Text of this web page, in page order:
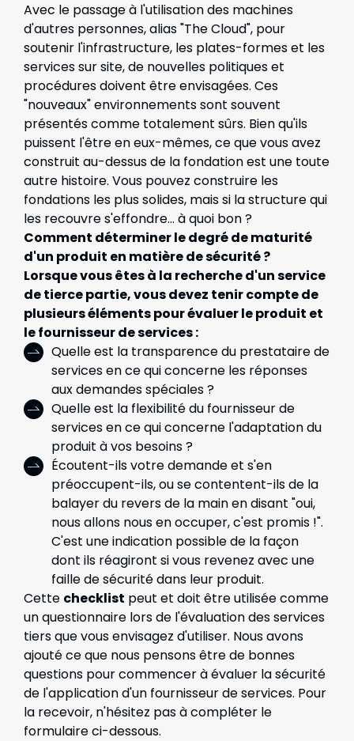
Avec le passage à l'utilisation des machines
d'autres personnes, alias "The Cloud", pour
soutenir l'infrastructure, les plates-formes et les
services sur site, de nouvelles politiques et
procédures doivent être envisagées. Ces
"nouveaux" environnements sont souvent
présentés comme totalement sûrs. Bien qu'ils
puissent l'être en eux-mêmes, ce que vous avez
construit au-dessus de la fondation est une toute
autre histoire. Vous pouvez construire les
fondations les plus solides, mais si la structure qui
les recouvre s'effondre... à quoi bon ?
Comment déterminer le degré de maturité
d'un produit en matière de sécurité ?
Lorsque vous êtes à la recherche d'un service
de tierce partie, vous devez tenir compte de
plusieurs éléments pour évaluer le produit et
le fournisseur de services :
Quelle est la transparence du prestataire de
services en ce qui concerne les réponses
aux demandes spéciales ?
Quelle est la flexibilité du fournisseur de
services en ce qui concerne l'adaptation du
produit à vos besoins ?
Écoutent-ils votre demande et s'en
préoccupent-ils, ou se contentent-ils de la
balayer du revers de la main en disant "oui,
nous allons nous en occuper, c'est promis !".
C'est une indication possible de la façon
dont ils réagiront si vous revenez avec une
faille de sécurité dans leur produit.
Cette checklist peut et doit être utilisée comme
un questionnaire lors de l'évaluation des services
tiers que vous envisagez d'utiliser. Nous avons
ajouté ce que nous pensons être de bonnes
questions pour commencer à évaluer la sécurité
de l'application d'un fournisseur de services. Pour
la recevoir, n'hésitez pas à compléter le
formulaire ci-dessous.